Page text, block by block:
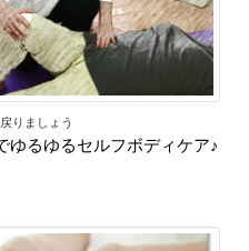
りましょう
ゆるゆるセルフボディケア♪